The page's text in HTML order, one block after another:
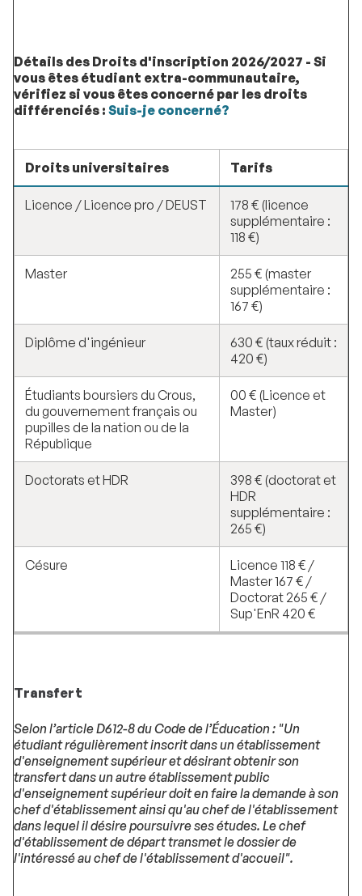
Détails des Droits d'inscription 2026/2027 - Si
vous êtes étudiant extra-communautaire,
vérifiez si vous êtes concerné par les droits
différenciés : Suis-je concerné?
Droits universitaires Tarifs
Licence / Licence pro / DEUST
178 € (licence
supplémentaire :
118 €)
Master
255 € (master
supplémentaire :
167 €)
Diplôme d'ingénieur
630 € (taux réduit :
420 €)
Étudiants boursiers du Crous,
du gouvernement français ou
pupilles de la nation ou de la
République
00 € (Licence et
Master)
Doctorats et HDR
398 € (doctorat et
HDR
supplémentaire :
265 €)
Césure
Licence 118 € /
Master 167 € /
Doctorat 265 € /
Sup'EnR 420 €
Transfert
Selon l’article D612-8 du Code de l’Éducation : "Un
étudiant régulièrement inscrit dans un établissement
d'enseignement supérieur et désirant obtenir son
transfert dans un autre établissement public
d'enseignement supérieur doit en faire la demande à son
chef d'établissement ainsi qu'au chef de l'établissement
dans lequel il désire poursuivre ses études. Le chef
d'établissement de départ transmet le dossier de
l'intéressé au chef de l'établissement d'accueil".